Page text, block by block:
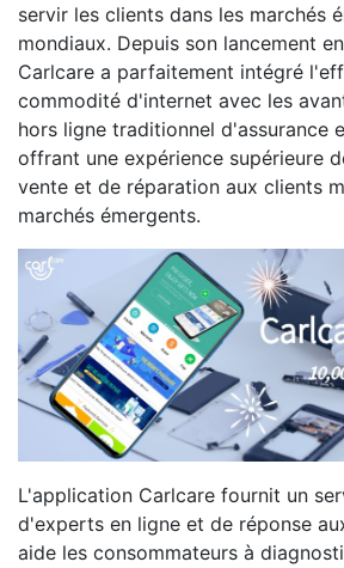
servir les clients dans les marchés
mondiaux. Depuis son lancement
Carlcare a parfaitement intégré
commodité d'internet avec les
hors ligne traditionnel d'assurance
offrant une expérience supérieure
vente et de réparation aux clients
marchés émergents.
L'application Carlcare fournit un
d'experts en ligne et de réponse
aide les consommateurs à